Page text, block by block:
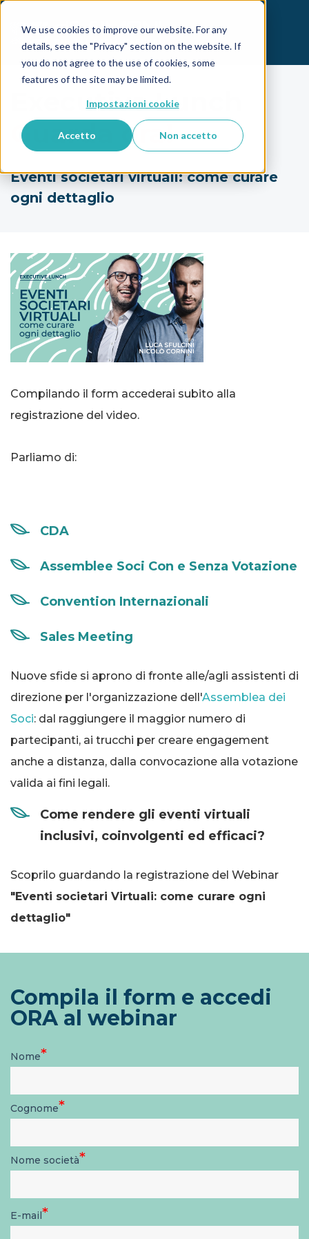
We use cookies to improve our website. For any
details, see the "Privacy" section on the website. If
you do not agree to the use of cookies, some
features of the site may be limited.
Impostazioni cookie
Accetto Non accetto
Executive Lunch
Guarda ora!
Eventi societari virtuali:come curare
ogni dettaglio
Compilando il form accederai subito alla
registrazione del video.
Parliamo di:
CDA
Assemblee Soci Con e Senza Votazione
Convention Internazionali
Sales Meeting
Nuove sfide si aprono di fronte alle/agli assistenti di
direzione per l'organizzazione dell'Assemblea dei
Soci: dal raggiungere il maggior numero di
partecipanti, ai trucchi per creare engagement
anche a distanza, dalla convocazione alla votazione
valida ai fini legali.
Come rendere gli eventi virtuali
inclusivi, coinvolgenti ed efficaci?
Scoprilo guardando la registrazione del Webinar
"Eventi societari Virtuali: come curare ogni
dettaglio"
Compila il form e accedi
ORA al webinar
Nome*
Cognome*
Nome società*
E-mail*